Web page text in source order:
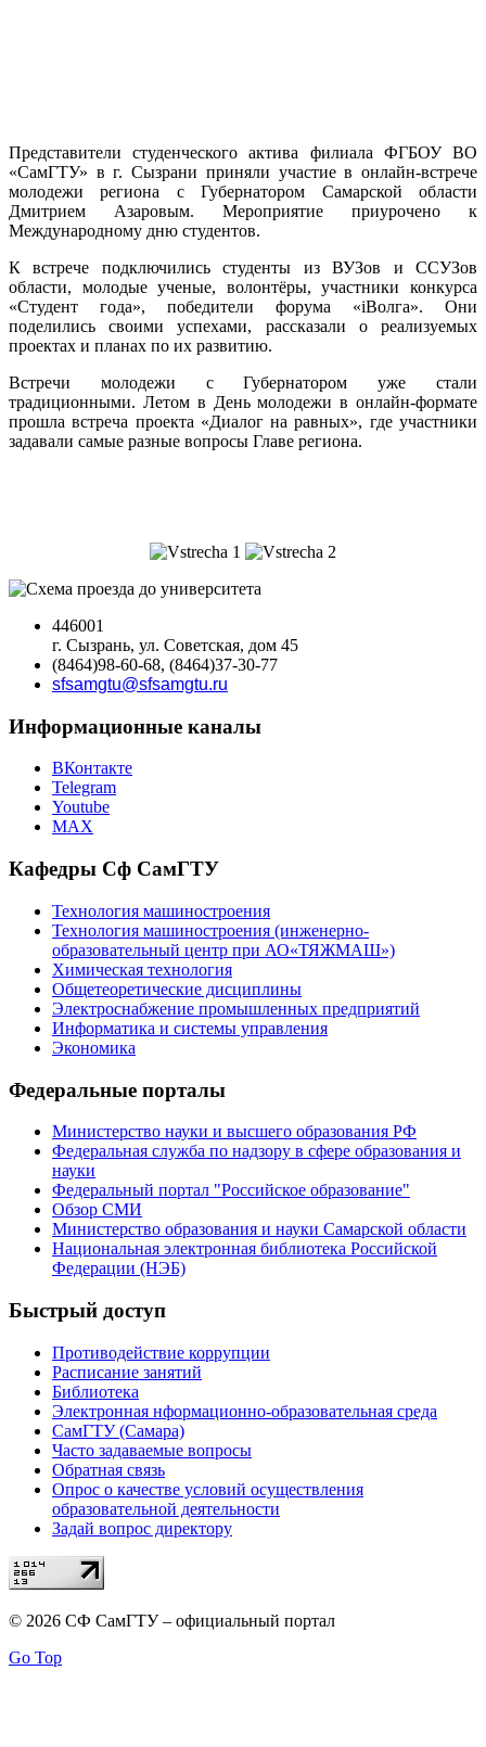
Представители студенческого актива филиала ФГБОУ ВО
«СамГТУ» в г. Сызрани приняли участие в онлайн-встрече
молодежи региона с Губернатором Самарской области
Дмитрием Азаровым. Мероприятие приурочено к
Международному дню студентов.
К встрече подключились студенты из ВУЗов и ССУЗов
области, молодые ученые, волонтёры, участники конкурса
«Студент года», победители форума «iВолга». Они
поделились своими успехами, рассказали о реализуемых
проектах и планах по их развитию.
Встречи молодежи с Губернатором уже стали
традиционными. Летом в День молодежи в онлайн-формате
прошла встреча проекта «Диалог на равных», где участники
задавали самые разные вопросы Главе региона.
446001
г. Сызрань, ул. Советская, дом 45
(8464)98-60-68, (8464)37-30-77
sfsamgtu@sfsamgtu.ru
Информационные каналы
ВКонтакте
Telegram
Youtube
MAX
Кафедры Сф СамГТУ
Технология машиностроения
Технология машиностроения (инженерно-
образовательный центр при АО«ТЯЖМАШ»)
Химическая технология
Общетеоретические дисциплины
Электроснабжение промышленных предприятий
Информатика и системы управления
Экономика
Федеральные порталы
Министерство науки и высшего образования РФ
Федеральная служба по надзору в сфере образования и
науки
Федеральный портал "Российское образование"
Обзор СМИ
Министерство образования и науки Самарской области
Национальная электронная библиотека Российской
Федерации (НЭБ)
Быстрый доступ
Противодействие коррупции
Расписание занятий
Библиотека
Электронная нформационно-образовательная среда
СамГТУ (Самара)
Часто задаваемые вопросы
Обратная связь
Опрос о качестве условий осуществления
образовательной деятельности
Задай вопрос директору
© 2026 СФ СамГТУ – официальный портал
Go Top